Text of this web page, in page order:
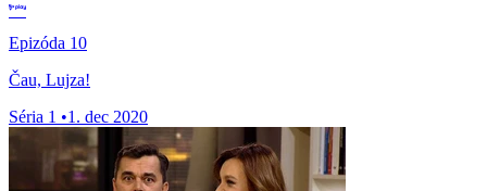
Epizóda 10
Čau, Lujza!
Séria 1 •1. dec 2020